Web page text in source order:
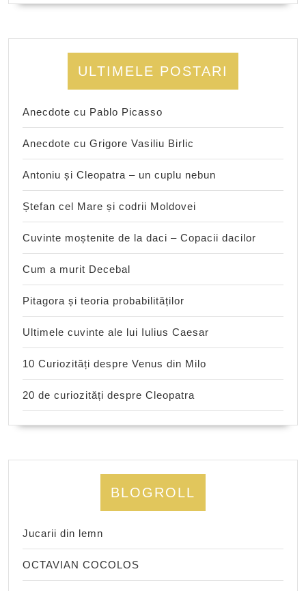
ULTIMELE POSTARI
Anecdote cu Pablo Picasso
Anecdote cu Grigore Vasiliu Birlic
Antoniu și Cleopatra – un cuplu nebun
Ștefan cel Mare și codrii Moldovei
Cuvinte moștenite de la daci – Copacii dacilor
Cum a murit Decebal
Pitagora și teoria probabilităților
Ultimele cuvinte ale lui Iulius Caesar
10 Curiozități despre Venus din Milo
20 de curiozități despre Cleopatra
BLOGROLL
Jucarii din lemn
OCTAVIAN COCOLOS